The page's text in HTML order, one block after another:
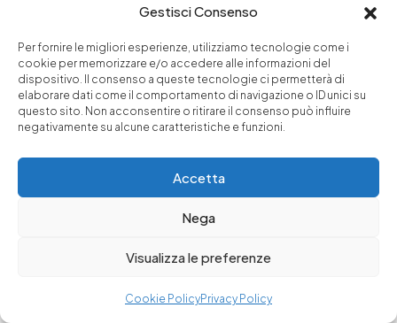
Gestisci Consenso
Per fornire le migliori esperienze, utilizziamo tecnologie come i
cookie per memorizzare e/o accedere alle informazioni del
dispositivo. Il consenso a queste tecnologie ci permetterà di
elaborare dati come il comportamento di navigazione o ID unici su
questo sito. Non acconsentire o ritirare il consenso può influire
negativamente su alcune caratteristiche e funzioni.
Accetta
Nega
Visualizza le preferenze
Cookie PolicyPrivacy Policy
Immobiliare Luffarelli